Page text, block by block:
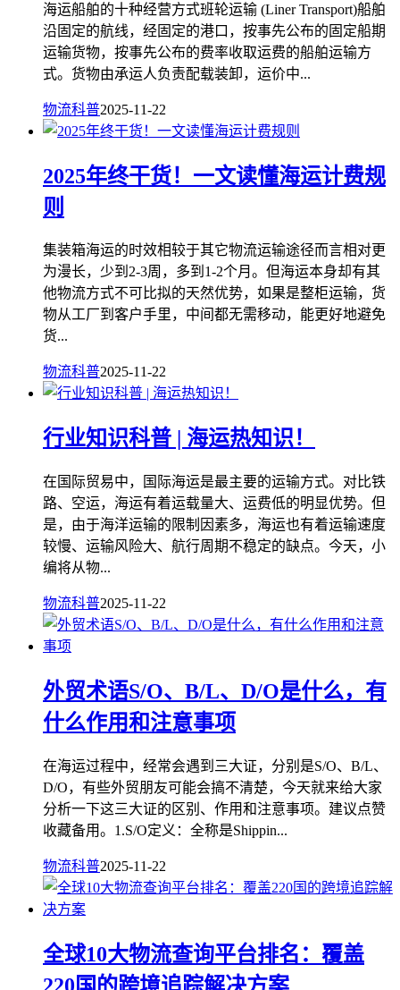
海运船舶的十种经营方式班轮运输 (Liner Transport)船舶
沿固定的航线，经固定的港口，按事先公布的固定船期
运输货物，按事先公布的费率收取运费的船舶运输方
式。货物由承运人负责配载装卸，运价中...
物流科普2025-11-22
2025年终干货！一文读懂海运计费规
则
集装箱海运的时效相较于其它物流运输途径而言相对更
为漫长，少到2-3周，多到1-2个月。但海运本身却有其
他物流方式不可比拟的天然优势，如果是整柜运输，货
物从工厂到客户手里，中间都无需移动，能更好地避免
货...
物流科普2025-11-22
行业知识科普 | 海运热知识！
在国际贸易中，国际海运是最主要的运输方式。对比铁
路、空运，海运有着运载量大、运费低的明显优势。但
是，由于海洋运输的限制因素多，海运也有着运输速度
较慢、运输风险大、航行周期不稳定的缺点。今天，小
编将从物...
物流科普2025-11-22
外贸术语S/O、B/L、D/O是什么，有
什么作用和注意事项
在海运过程中，经常会遇到三大证，分别是S/O、B/L、
D/O，有些外贸朋友可能会搞不清楚，今天就来给大家
分析一下这三大证的区别、作用和注意事项。建议点赞
收藏备用。1.S/O定义：全称是Shippin...
物流科普2025-11-22
全球10大物流查询平台排名：覆盖